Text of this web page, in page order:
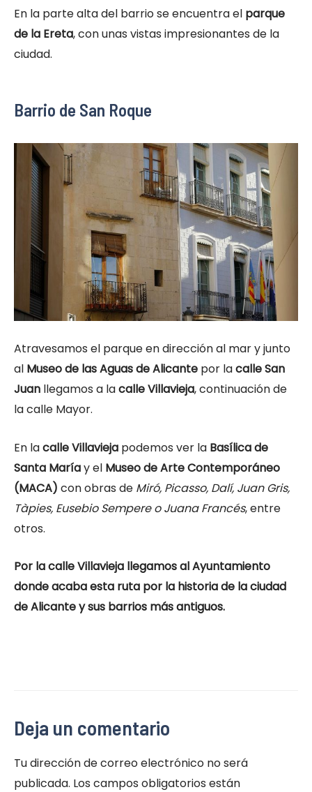
En la parte alta del barrio se encuentra el parque
de la Ereta, con unas vistas impresionantes de la
ciudad.
Barrio de San Roque
Atravesamos el parque en dirección al mar y junto
al Museo de las Aguas de Alicante por lacalle San
Juan llegamos a lacalle Villavieja, continuación de
la calle Mayor.
En lacalle Villavieja podemos ver la Basílica de
Santa Maríay el Museo de Arte Contemporáneo
(MACA) con obras de Miró, Picasso, Dalí, Juan Gris,
Tàpies, Eusebio Sempere o Juana Francés, entre
otros.
Por la calle Villavieja llegamos al Ayuntamiento
donde acaba esta ruta por la historia de la ciudad
de Alicante y sus barrios más antiguos.
Deja un comentario
Tu dirección de correo electrónico no será
publicada. Los campos obligatorios están